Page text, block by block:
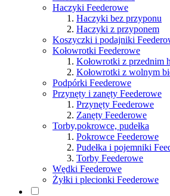
Haczyki Feederowe
Haczyki bez przyponu
Haczyki z przyponem
Koszyczki i podajniki
Kołowrotki Feederowe
Kołowrotki z przednim
Kołowrotki z wolnym
Podpórki Feederowe
Przynęty i zanęty Feederowe
Przynęty Feederowe
Zanęty Feederowe
Torby,pokrowce, pudełka
Pokrowce Feederowe
Pudełka i pojemniki
Torby Feederowe
Wędki Feederowe
Żyłki i plecionki Feederowe